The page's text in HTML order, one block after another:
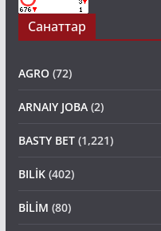
Санаттар
AGRO(72)
ARNAIY JOBA(2)
BASTY BET(1,221)
BILİK(402)
BİLİM (80)